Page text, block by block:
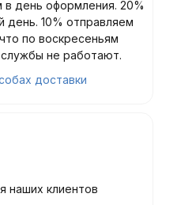
в день оформления. 20%
10% отправляем
по воскресеньям
не работают.
доставки
наших клиентов